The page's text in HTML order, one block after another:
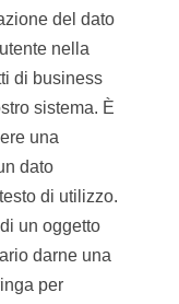
del dato
nella
di business
sistema. È
una
dato
di utilizzo.
un oggetto
darne una
per